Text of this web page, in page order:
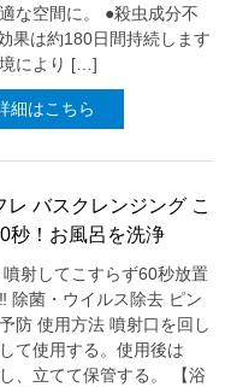
な空間に。 ●殺虫成分不
果は約180日間持続します
境により […]
細はこちら
レ バスクレンジング こ
秒！お風呂を洗浄
射してこすらず60秒放置
除菌・ウイルス除去 ピン
防 使用方法 噴射口を回し
して使用する。使用後は
し、立てて保管する。 【浴